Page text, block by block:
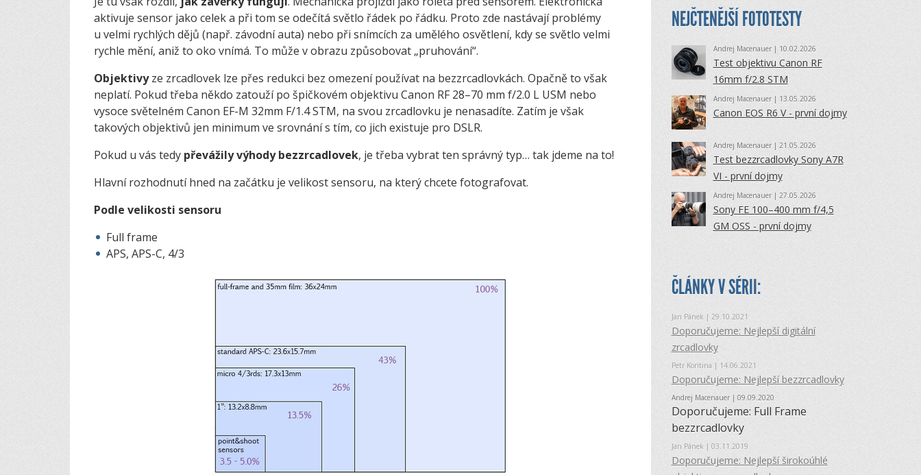
aktivuje sensor jako celek a při tom se odečítá světlo řádek po řádku. Proto zde nastávají problémy
u velmi rychlých dějů (např. závodní auta) nebo při snímcích za umělého osvětlení, kdy se světlo velmi
rychle mění, aniž to oko vnímá. To může v obrazu způsobovat „pruhování“.
Objektivyze zrcadlovek lze přes redukci bez omezení používat na bezzrcadlovkách. Opačně to však
neplatí. Pokud třeba někdo zatouží po špičkovém objektivu Canon RF 28–70 mm f/2.0 L USM nebo
vysoce světelném Canon EF-M 32mm F/1.4 STM, na svou zrcadlovku je nenasadíte. Zatím je však
takových objektivů jen minimum ve srovnání s tím, co jich existuje pro DSLR.
Pokud u vás tedy převážily výhody bezzrcadlovek, je třeba vybrat ten správný typ… tak jdeme na to!
Hlavní rozhodnutí hned na začátku je velikost sensoru, na který chcete fotografovat.
Podle velikosti sensoru
Full frame
APS, APS-C, 4/3
NEJČTENĚJŠÍ FOTOTESTY
Andrej Macenauer| 10.02.2026
Test objektivu Canon RF
16mm f/2.8 STM
Andrej Macenauer| 13.05.2026
Canon EOS R6 V - první dojmy
Andrej Macenauer| 21.05.2026
Test bezzrcadlovky Sony A7R
VI - první dojmy
Andrej Macenauer| 27.05.2026
Sony FE 100–400 mm f/4,5
GM OSS - první dojmy
ČLÁNKY V SÉRII:
Jan Pánek | 29.10.2021
Doporučujeme: Nejlepší digitální
zrcadlovky
Petr Koritina | 14.06.2021
Doporučujeme: Nejlepší bezzrcadlovky
Andrej Macenauer| 09.09.2020
Doporučujeme: Full Frame
bezzrcadlovky
Jan Pánek | 03.11.2019
Doporučujeme: Nejlepší širokoúhlé